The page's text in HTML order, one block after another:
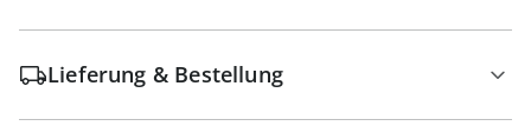
Lieferung & Bestellung